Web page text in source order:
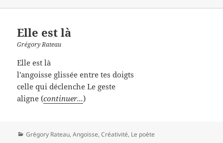
Elle est là
Grégory Rateau
Elle est là
l'angoisse glissée entre tes doigts
celle qui déclenche Le geste
aligne (continuer...)
Catégories
Grégory Rateau,Angoisse,Créativité, Le poète